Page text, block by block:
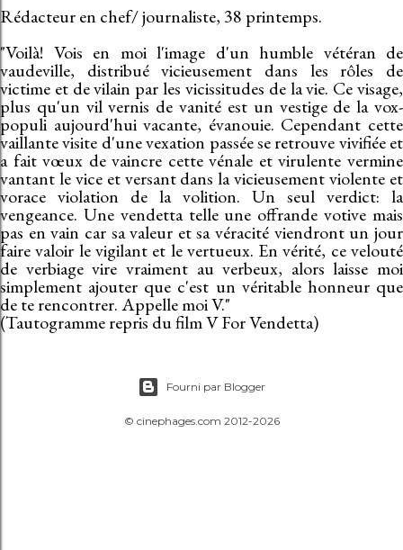
Rédacteur en chef/ journaliste, 38 printemps.
"Voilà! Vois en moi l'image d'un humble vétéran de
vaudeville, distribué vicieusement dans les rôles de
victime et de vilain par les vicissitudes de la vie. Ce visage,
plus qu'un vil vernis de vanité est un vestige de la vox-
populi aujourd'hui vacante, évanouie. Cependant cette
vaillante visite d'une vexation passée se retrouve vivifiée et
a fait vœux de vaincre cette vénale et virulente vermine
vantant le vice et versant dans la vicieusement violente et
vorace violation de la volition. Un seul verdict: la
vengeance. Une vendetta telle une offrande votive mais
pas en vain car sa valeur et sa véracité viendront un jour
faire valoir le vigilant et le vertueux. En vérité, ce velouté
de verbiage vire vraiment au verbeux, alors laisse moi
simplement ajouter que c'est un véritable honneur que
de te rencontrer. Appelle moi V."
(Tautogramme repris du film V For Vendetta)
Fourni par Blogger
© cinephages.com 2012-2026